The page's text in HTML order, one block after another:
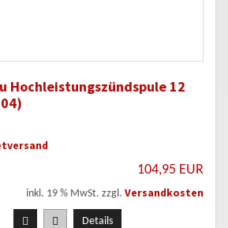
Hochleistungszündspule 12
104,95 EUR
inkl. 19 % MwSt. zzgl. Versandkosten
Details